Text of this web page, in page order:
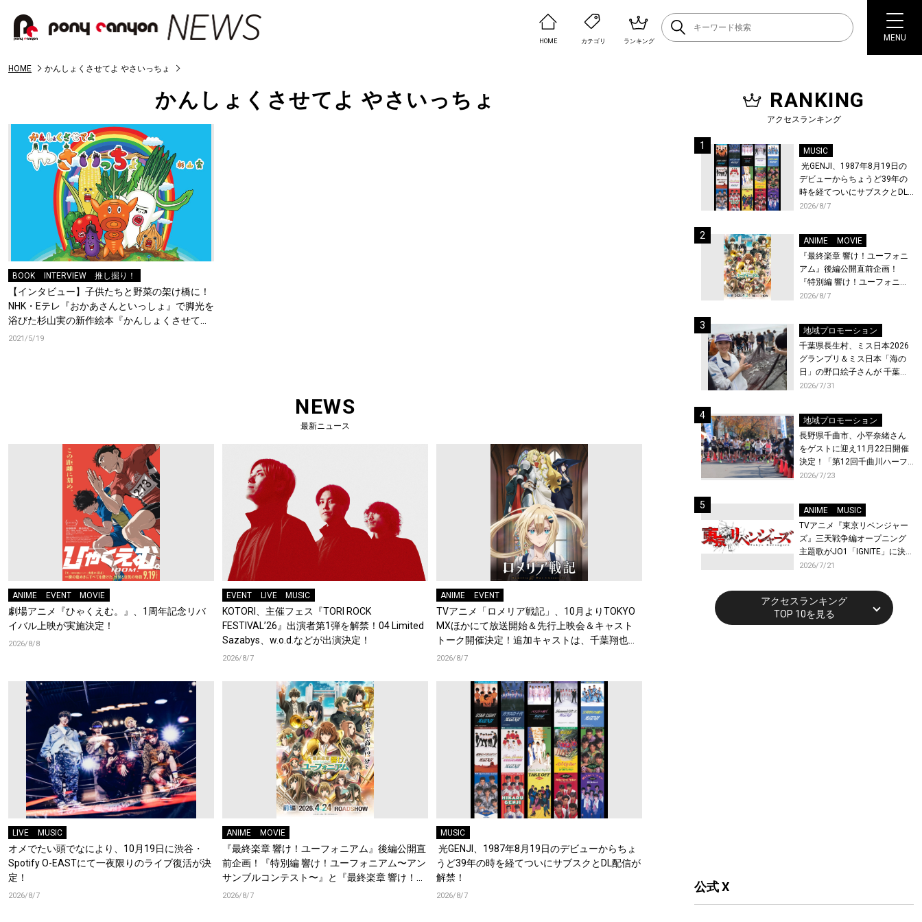
HOME カテゴリ ランキング MENU
HOME かんしょくさせてよ やさいっちょ
かんしょくさせてよ やさいっちょ
BOOK INTERVIEW 推し掘り！
【インタビュー】子供たちと野菜の架け橋に！
NHK・Eテレ『おかあさんといっしょ』で脚光を
浴びた杉山実の新作絵本『かんしょくさせてよ
やさいっちょ』の魅力に迫る!!
2021/5/19
NEWS
最新ニュース
ANIME EVENT MOVIE
劇場アニメ『ひゃくえむ。』、1周年記念リバ
イバル上映が実施決定！
2026/8/8
EVENT LIVE MUSIC
KOTORI、主催フェス『TORI ROCK
FESTIVAL’26』出演者第1弾を解禁！04 Limited
Sazabys、w.o.d.などが出演決定！
2026/8/7
ANIME EVENT
TVアニメ「ロメリア戦記」、10月よりTOKYO
MXほかにて放送開始＆先行上映会＆キャスト
トーク開催決定！追加キャストは、千葉翔也、
梶原岳人、堀江瞬、綿貫竜之介！PV第1弾公
2026/8/7
LIVE MUSIC
オメでたい頭でなにより、10月19日に渋谷・
Spotify O-EASTにて一夜限りのライブ復活が決
定！
2026/8/7
ANIME MOVIE
『最終楽章 響け！ユーフォニアム』後編公開直
前企画！『特別編 響け！ユーフォニアム〜アン
サンブルコンテスト〜』と『最終楽章 響け！ユ
ーフォニアム』前編の一挙上映が決定！
2026/8/7
MUSIC
光GENJI、1987年8月19日のデビューからちょ
うど39年の時を経てついにサブスクとDL配信が
解禁！
2026/8/7
RANKING
アクセスランキング
MUSIC
光GENJI、1987年8月19日の
デビューからちょうど39年の
時を経てついにサブスクとDL
配信が解禁！
2026/8/7
ANIME
MOVIE
『最終楽章 響け！ユーフォニ
アム』後編公開直前企画！
『特別編 響け！ユーフォニア
ム〜アンサンブルコンテス
映が決定！
2026/8/7
地域プロモーション
千葉県長生村、ミス日本2026
グランプリ＆ミス日本「海の
日」の野口絵子さんが 千葉県
唯一の村・長生村で地引網を
2026/7/31
地域プロモーション
長野県千曲市、小平奈緒さん
をゲストに迎え11月22日開催
決定！「第12回千曲川ハーフ
マラソン」エントリー受付開
2026/7/23
ANIME
MUSIC
TVアニメ『東京リベンジャー
ズ』三天戦争編オープニング
主題歌がJO1「IGNITE」に決
定！メンバー全員から喜びと
トが到着！9月に東京・大阪で
先行上映会を開催！
2026/7/21
アクセスランキング
TOP 10を見る
公式 X